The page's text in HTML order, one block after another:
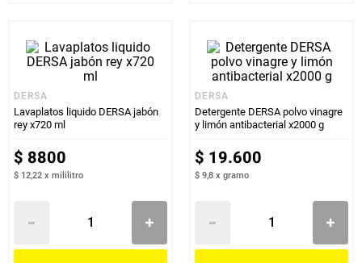
DERSA
Lavaplatos liquido DERSA jabón
rey x720 ml
$ 8800
$ 12,22 x mililitro
DERSA
Detergente DERSA polvo vinagre
y limón antibacterial x2000 g
$ 19.600
$ 9,8 x gramo